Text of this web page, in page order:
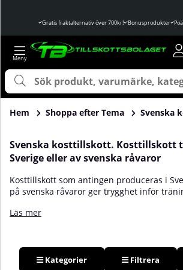
Gratis fraktalternativ över 700kr! Bonusprodukter
Hem Shoppa efter Tema Svenska
Svenska kosttillskott. Kosttillskott
Sverige eller av svenska råvaror
Kosttillskott som antingen produceras i
på svenska råvaror ger trygghet inför
tävlande atleter hittar här produkter med
ekologiska ingredienser, är vanliga i
Produktionen följer strikta
Läs mer
Kategorier Filtrera